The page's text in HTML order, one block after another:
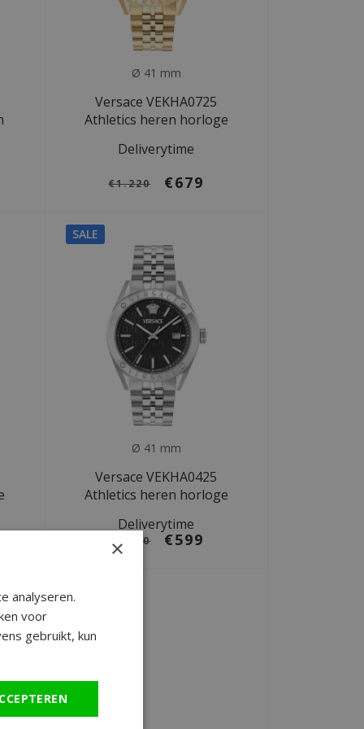
Ø 41 mm
Versace VEKHA0725
Athletics heren horloge
Deliverytime
€1.220 €679
SALE
Ø 41 mm
Versace VEKHA0425
Athletics heren horloge
Deliverytime
€1.080 €599
×
analyseren.
voor
gebruikt, kun